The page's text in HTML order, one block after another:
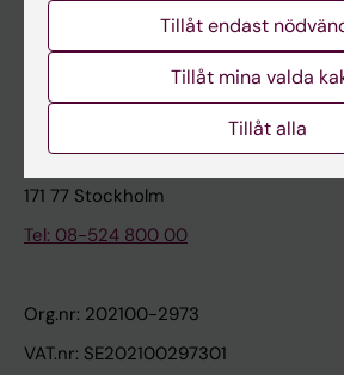
Karolinska Institutet Innovation
Kontakta presstjänsten
Karolinska Institutet
171 77 Stockholm
Tel: 08-524 800 00
Org.nr: 202100-2973
VAT.nr: SE202100297301
Tillåt endast
Tillåt mina valda
Tillåt alla